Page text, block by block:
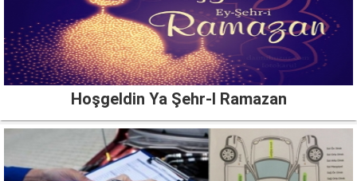
Hoşgeldin Ya Şehr-I Ramazan